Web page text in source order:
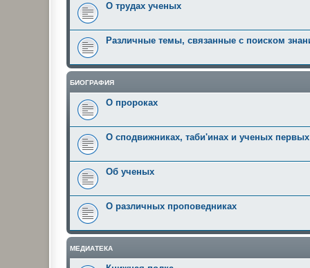
О трудах ученых
Различные темы, связанные с поиском
БИОГРАФИЯ
О пророках
О сподвижниках, таби'инах и ученых
Об ученых
О различных проповедниках
МЕДИАТЕКА